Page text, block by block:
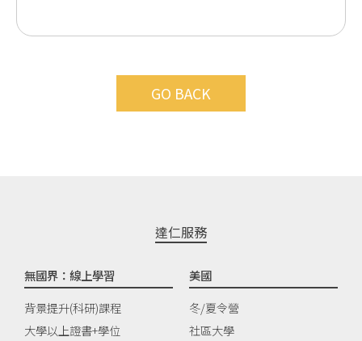
GO BACK
達仁服務
無國界：線上學習
背景提升(科研)課程
大學以上證書+學位
美國
冬/夏令營
社區大學